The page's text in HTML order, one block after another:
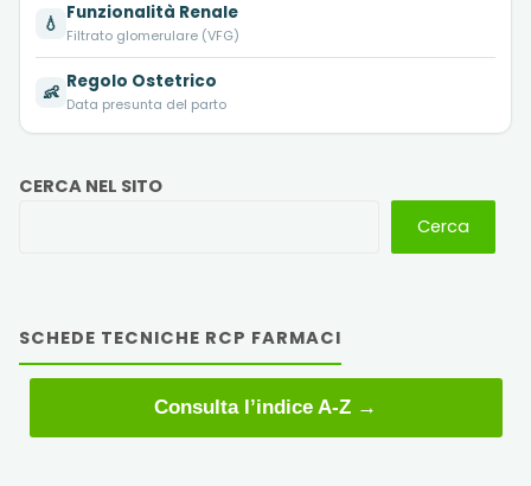
💧 Funzionalità Renale
Filtrato glomerulare (VFG)
👶 Regolo Ostetrico
Data presunta del parto
CERCA NEL SITO
Cerca
SCHEDE TECNICHE RCP FARMACI
Consulta l’indice A-Z →